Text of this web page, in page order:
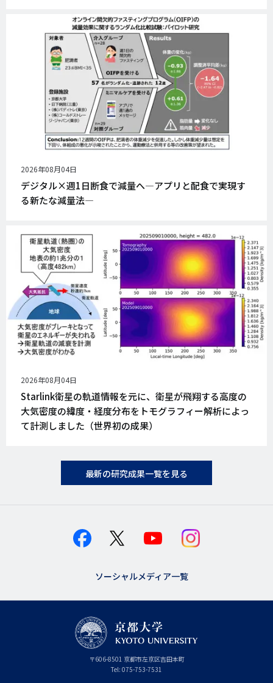
公
開
日
2026年08月04日
デジタル×週1日断食で減量へ―アプリと配食で実現す
る新たな減量法―
公
開
日
2026年08月04日
Starlink衛星の軌道情報を元に、衛星が飛翔する高度の
大気密度の緯度・経度分布をトモグラフィー解析によっ
て計測しました（世界初の成果）
最新の研究成果一覧を見る
ソーシャルメディア一覧
〒606-8501 京
都
府
京都市左京区吉田本町
Tel: 075-753-7531